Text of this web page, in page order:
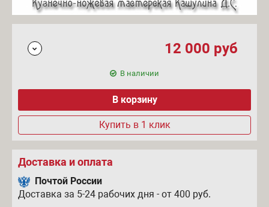
12 000 руб
В наличии
Купить в 1 клик
Доставка и оплата
Почтой России
Доставка за 5-24 рабочих дня - от 400 руб.